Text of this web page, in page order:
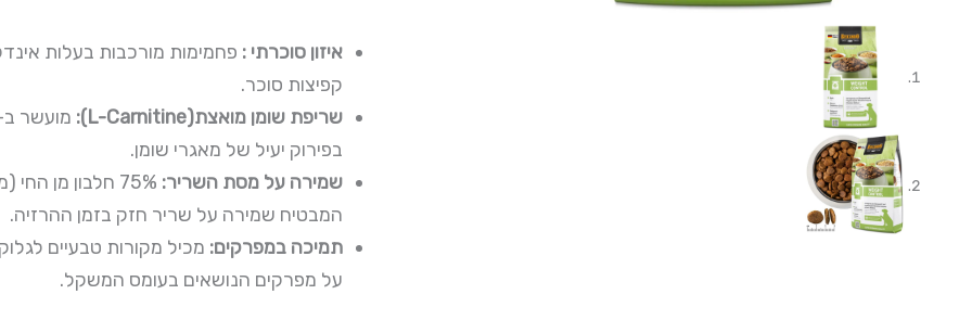
איזון סוכרתי : פחמימות מורכבות בעלות
קפיצות סוכר.
שריפת שומן מואצת(L-Carnitine):
בפירוק יעיל של מאגרי שומן.
שמירה על מסת השריר:
75% חלבון מן
המבטיח שמירה על שריר חזק בזמן ההרזיה.
תמיכה במפרקים: מכיל מקורות טבעיים
על מפרקים הנושאים בעומס המשקל.